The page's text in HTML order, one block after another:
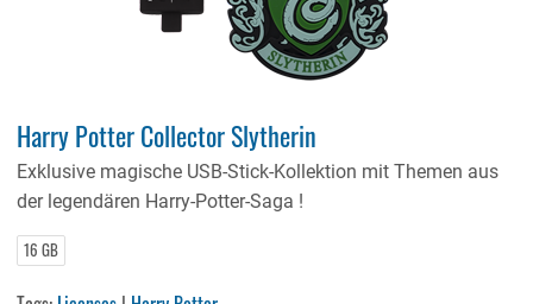
Harry Potter Collector Slytherin
Exklusive magische USB-Stick-Kollektion mit Themen aus
der legendären Harry-Potter-Saga !
16 GB